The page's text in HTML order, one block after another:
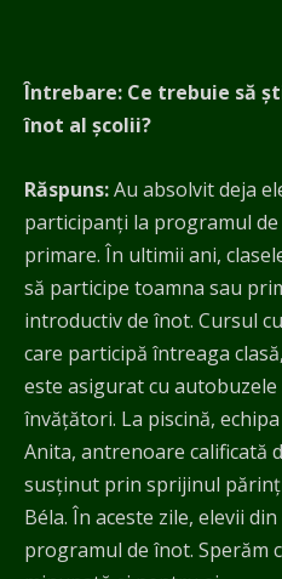
Întrebare: Ce trebuie să
înot al școlii?
Răspuns:Au absolvit deja
participanți la programul
primare. În ultimii ani,
să participe toamna sau
introductiv de înot. Cursul
care participă întreaga
este asigurat cu
învățători. La piscină,
Anita, antrenoare calificată
susținut prin sprijinul
Béla. În aceste zile, elevii
programul de înot. Sperăm